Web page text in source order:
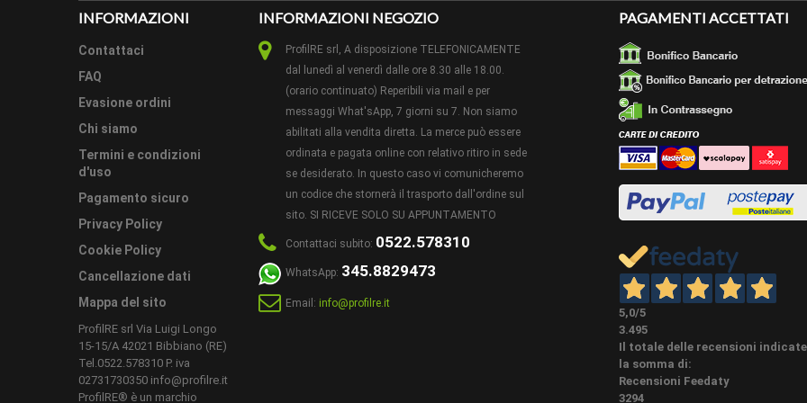
aggiornato sotto al bottone ordina campionatura.
LAVORAZIONI
EXTRA
Nella categoria dedicata in Home page o associate al
eseguire sui nostri battiscopa diverse lavorazioni extra.
PEZZI SPECIALI
PEZZI SPECIALI (NON OBBLIGATORI) Su questo
e terminali con lo stesso battiscopa (la creazione di
lavorativi) E' possibile acquistarli qui sotto se già
accessori in homepage.
Possibile ordinare una campionatura cliccando sul
quantità cliccare bottone "ordina campionatura" e
A colla, con le nostre viti speciali non a vista. Il tutto
battiscopa o vedi sotto accessori abbinati ove presenti.
Per un lavoro a regola d'arte, il taglio degli spigoli e
di quelle tradizionali o radiali a seconda dell'altezza del
possibilmente avere almeno 60 oppure 80 denti
bellezza estetica soprattutto negli articoli di colore
e stuccare eventuali fessure rimaste in modo da avere
tempo lo spigolo è il punto più delicato di TUTTI i profili
INFORMAZIONI
Contattaci
FAQ
Evasione ordini
Chi siamo
Termini e condizioni
d'uso
Pagamento sicuro
Privacy Policy
Cookie Policy
Cancellazione dati
Mappa del sito
ProfilRE srl Via Luigi Longo
15-15/A 42021 Bibbiano (RE)
Tel.0522.578310 P. iva
02731730350 info@profilre.it
ProfilRE® è un marchio
INFORMAZIONI NEGOZIO
ProfilRE srl, A disposizione TELEFONICAMENTE
dal lunedì al venerdì dalle ore 8.30 alle 18.00.
(orario continuato) Reperibili via mail e per
messaggi What'sApp, 7 giorni su 7. Non siamo
abilitati alla vendita diretta. La merce può essere
ordinata e pagata online con relativo ritiro in sede
se desiderato. In questo caso vi comunicheremo
un codice che stornerà il trasporto dall'ordine sul
sito. SI RICEVE SOLO SU APPUNTAMENTO
Contattaci subito: 0522.578310
WhatsApp: 345.8829473
Email: info@profilre.it
PAGAMENTI ACCETTATI
5,0/5
3.495
Il totale delle recensioni
la somma di:
Recensioni Feedaty
3294